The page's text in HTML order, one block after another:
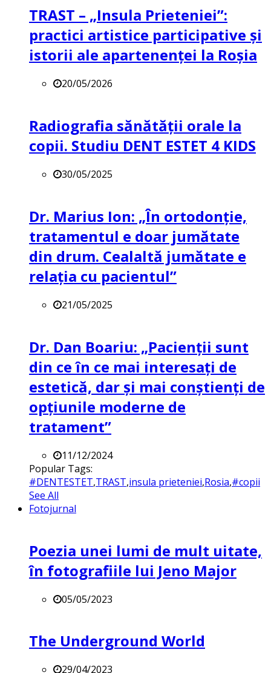
TRAST – „Insula Prieteniei”:
practici artistice participative și
istorii ale apartenenței la Roșia
20/05/2026
Radiografia sănătății orale la
copii. Studiu DENT ESTET 4 KIDS
30/05/2025
Dr. Marius Ion: „În ortodonție,
tratamentul e doar jumătate
din drum. Cealaltă jumătate e
relația cu pacientul”
21/05/2025
Dr. Dan Boariu: „Pacienții sunt
din ce în ce mai interesați de
estetică, dar și mai conștienți de
opțiunile moderne de
tratament”
11/12/2024
Popular Tags:
#DENTESTET,TRAST,insula prieteniei,Rosia,#copii
See All
Fotojurnal
Poezia unei lumi de mult uitate,
în fotografiile lui Jeno Major
05/05/2023
The Underground World
29/04/2023